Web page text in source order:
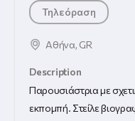
Τηλεόραση
Αθήνα, GR
Description
Παρουσιάστρια με
εκπομπή. Στείλε